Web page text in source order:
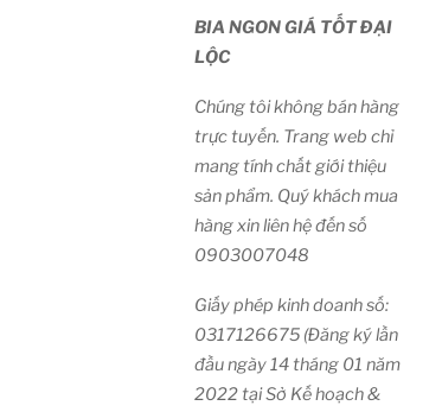
BIA NGON GIÁ TỐT ĐẠI
LỘC
Chúng tôi không bán hàng
trực tuyến. Trang web chỉ
mang tính chất giới thiệu
sản phẩm. Quý khách mua
hàng xin liên hệ đến số
0903007048
Giấy phép kinh doanh số:
0317126675 (Đăng ký lần
đầu ngày 14 tháng 01 năm
2022 tại Sở Kế hoạch &